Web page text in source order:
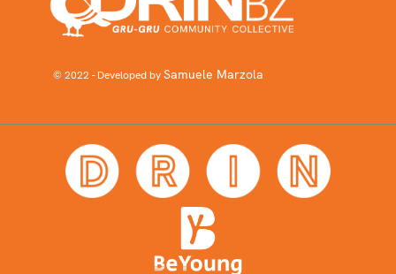
© 2022 - Developed bySamuele Marzola